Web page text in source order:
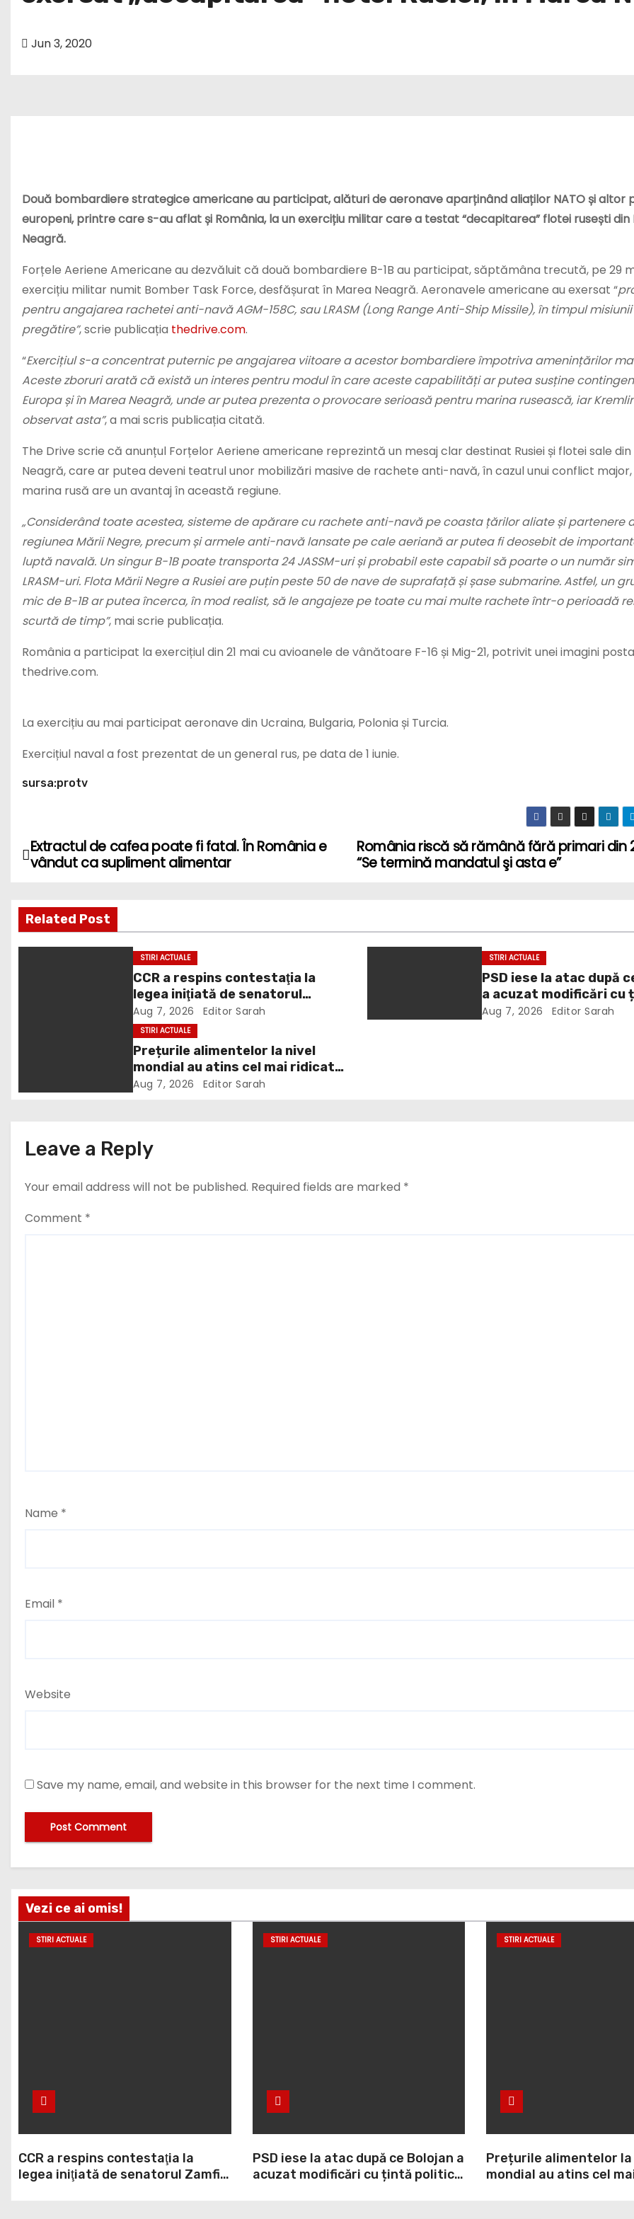
Jun 3, 2020
Două bombardiere strategice americane au participat, alături de aeronave aparținând aliaților NATO și altor
europeni, printre care s-au aflat și România, la un exercițiu militar care a testat “decapitarea” flotei rusești din
Neagră.
Forțele Aeriene Americane au dezvăluit că două bombardiere B-1B au participat, săptămâna trecută, pe 29
exercițiu militar numit Bomber Task Force, desfășurat în Marea Neagră. Aeronavele americane au exersat “
pentru angajarea rachetei anti-navă AGM-158C, sau LRASM (Long Range Anti-Ship Missile), în timpul
pregătire”, scrie publicația thedrive.com.
“Exercițiul s-a concentrat puternic pe angajarea viitoare a acestor bombardiere împotriva amenințărilor
Aceste zboruri arată că există un interes pentru modul în care aceste capabilități ar putea susține
Europa și în Marea Neagră, unde ar putea prezenta o provocare serioasă pentru marina rusească, iar
observat asta”, a mai scris publicația citată.
The Drive scrie că anunțul Forțelor Aeriene americane reprezintă un mesaj clar destinat Rusiei și flotei sale
Neagră, care ar putea deveni teatrul unor mobilizări masive de rachete anti-navă, în cazul unui conflict major,
marina rusă are un avantaj în această regiune.
„Considerând toate acestea, sisteme de apărare cu rachete anti-navă pe coasta țărilor aliate și partenere
regiunea Mării Negre, precum și armele anti-navă lansate pe cale aeriană ar putea fi deosebit de
luptă navală. Un singur B-1B poate transporta 24 JASSM-uri și probabil este capabil să poarte o un număr
LRASM-uri. Flota Mării Negre a Rusiei are puțin peste 50 de nave de suprafață și șase submarine. Astfel, un
mic de B-1B ar putea încerca, în mod realist, să le angajeze pe toate cu mai multe rachete într-o perioadă
scurtă de timp”, mai scrie publicația.
România a participat la exercițiul din 21 mai cu avioanele de vânătoare F-16 și Mig-21, potrivit unei imagini
thedrive.com.
La exercițiu au mai participat aeronave din Ucraina, Bulgaria, Polonia și Turcia.
Exercițiul naval a fost prezentat de un general rus, pe data de 1 iunie.
sursa:protv
P
s
t
g
t
i
o
România riscă să rămână fără primari din
“Se termină mandatul şi asta e”
Extractul de cafea poate fi fatal. În România e
vândut ca supliment alimentar
Related Post
STIRI ACTUALE
CCR a respins contestaţia la
legea iniţiată de senatorul
Zamfir de la PSD, care permite
reluarea construcţiei
hidrocentralelor din zonele
protejate
Aug 7, 2026 Editor Sarah
STIRI ACTUALE
PSD iese la atac după
a acuzat modificări cu
politică la Legea ANI: O
Aug 7, 2026 Editor Sarah
STIRI ACTUALE
Prețurile alimentelor la nivel
mondial au atins cel mai ridicat
nivel din ultimii peste trei ani. În
războiul din Ucraina va perturba
Neagră.
Aug 7, 2026 Editor Sarah
Leave a Reply
Your email address will not be published. Required fields are marked *
Comment *
Name *
Email *
Website
Save my name, email, and website in this browser for the next time I comment.
Vezi ce ai omis!
STIRI ACTUALE
CCR a respins contestaţia la
legea iniţiată de senatorul Zamfir
STIRI ACTUALE
PSD iese la atac după ce Bolojan a
acuzat modificări cu țintă politică
STIRI ACTUALE
Prețurile alimentelor la
mondial au atins cel